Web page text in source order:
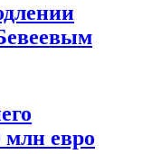
млн евро